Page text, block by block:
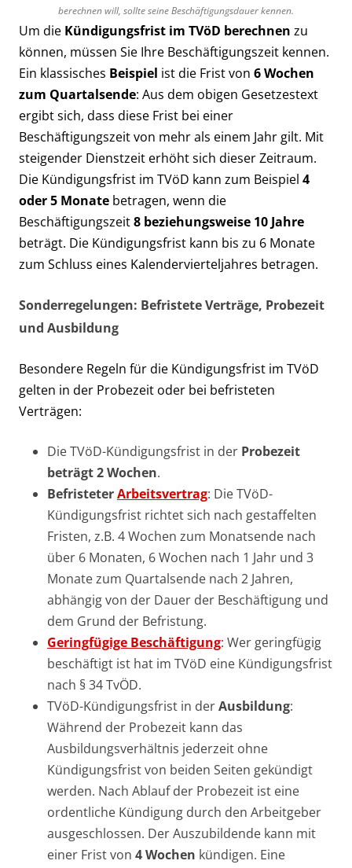
berechnen will, sollte seine Beschäftigungsdauer kennen.
Um die Kündigungsfrist im TVöD berechnen zu
können, müssen Sie Ihre Beschäftigungszeit kennen.
Ein klassisches Beispiel ist die Frist von 6 Wochen
zum Quartalsende: Aus dem obigen Gesetzestext
ergibt sich, dass diese Frist bei einer
Beschäftigungszeit von mehr als einem Jahr gilt. Mit
steigender Dienstzeit erhöht sich dieser Zeitraum.
Die Kündigungsfrist im TVöD kann zum Beispiel 4
oder 5 Monate betragen, wenn die
Beschäftigungszeit8 beziehungsweise 10 Jahre
beträgt. Die Kündigungsfrist kann bis zu 6 Monate
zum Schluss eines Kalendervierteljahres betragen.
Sonderregelungen: Befristete Verträge, Probezeit
und Ausbildung
Besondere Regeln für die Kündigungsfrist im TVöD
gelten in der Probezeit oder bei befristeten
Verträgen:
Die TVöD-Kündigungsfrist in der Probezeit
beträgt 2 Wochen.
BefristeterArbeitsvertrag: Die TVöD-
Kündigungsfrist richtet sich nach gestaffelten
Fristen, z.B. 4 Wochen zum Monatsende nach
über 6 Monaten, 6 Wochen nach 1 Jahr und 3
Monate zum Quartalsende nach 2 Jahren,
abhängig von der Dauer der Beschäftigung und
dem Grund der Befristung.
Geringfügige Beschäftigung: Wer geringfügig
beschäftigt ist hat im TVöD eine Kündigungsfrist
nach § 34 TvÖD.
TVöD-Kündigungsfrist in derAusbildung:
Während der Probezeit kann das
Ausbildungsverhältnis jederzeit ohne
Kündigungsfrist von beiden Seiten gekündigt
werden. Nach Ablauf der Probezeit ist eine
ordentliche Kündigung durch den Arbeitgeber
ausgeschlossen. Der Auszubildende kann mit
einer Frist von 4 Wochen kündigen. Eine